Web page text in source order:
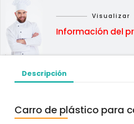
Visualizar
Información del
Descripción
Carro de plástico para